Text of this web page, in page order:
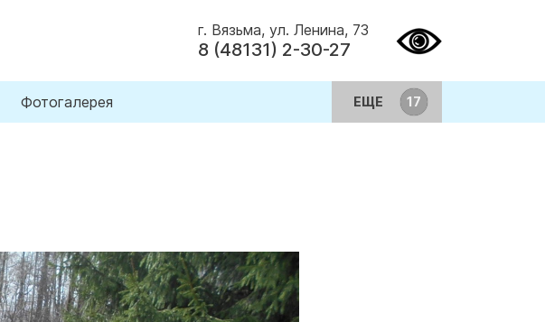
г. Вязьма, ул. Ленина, 73
8 (48131) 2-30-27
Фотогалерея ЕЩЕ